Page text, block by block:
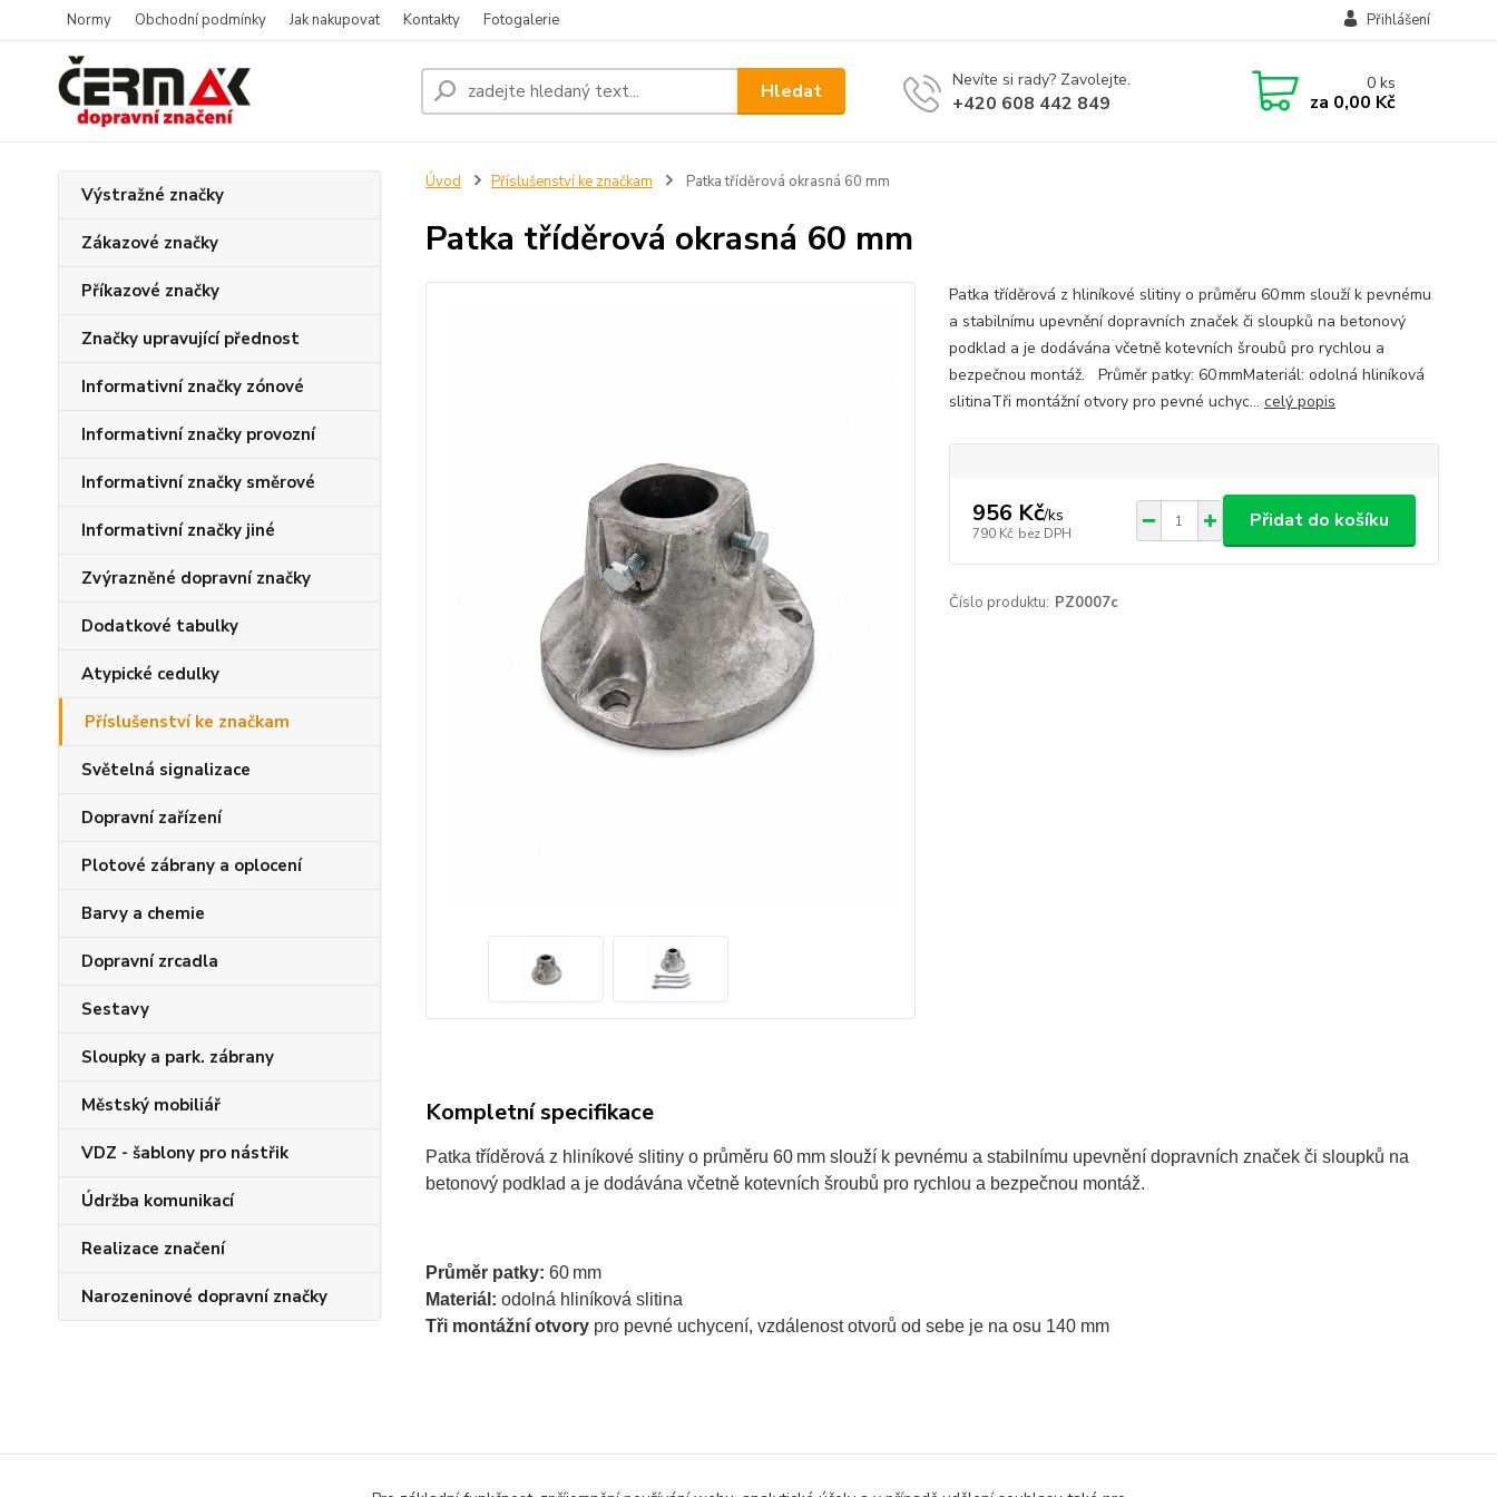
Normy Obchodní podmínky Jak nakupovat Kontakty Fotogalerie Přihlášení
Hledat Nevíte si rady? Zavolejte.
+420 608 442 849
0ks
za 0,00 Kč
Výstražné značky
Zákazové značky
Příkazové značky
Značky upravující přednost
Informativní značky zónové
Informativní značky provozní
Informativní značky směrové
Informativní značky jiné
Zvýrazněné dopravní značky
Dodatkové tabulky
Atypické cedulky
Příslušenství ke značkam
Světelná signalizace
Dopravní zařízení
Plotové zábrany a oplocení
Barvy a chemie
Dopravní zrcadla
Sestavy
Sloupky a park. zábrany
Městský mobiliář
VDZ - šablony pro nástřik
Údržba komunikací
Realizace značení
Narozeninové dopravní značky
Úvod Příslušenství ke značkam Patka tříděrová okrasná 60 mm
Patka tříděrová okrasná 60 mm
Patka tříděrová z hliníkové slitiny o průměru 60 mm slouží k pevnému
a stabilnímu upevnění dopravních značek či sloupků na betonový
podklad a je dodávána včetně kotevních šroubů pro rychlou a
bezpečnou montáž. Průměr patky: 60 mmMateriál: odolná hliníková
slitinaTři montážní otvory pro pevné uchyc... celý popis
956 Kč/ks
790 Kč bez DPH
Přidat do košíku
Číslo produktu: PZ0007c
Kompletní specifikace
Patka tříděrová z hliníkové slitiny o průměru 60 mm slouží k pevnému a stabilnímu upevnění dopravních značek či sloupků na
betonový podklad a je dodávána včetně kotevních šroubů pro rychlou a bezpečnou montáž.
Průměr patky: 60 mm
Materiál: odolná hliníková slitina
Tři montážní otvory pro pevné uchycení, vzdálenost otvorů od sebe je na osu 140 mm